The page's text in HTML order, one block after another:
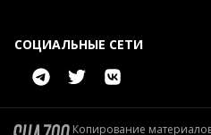
СОЦИАЛЬНЫЕ СЕТИ
Копирование